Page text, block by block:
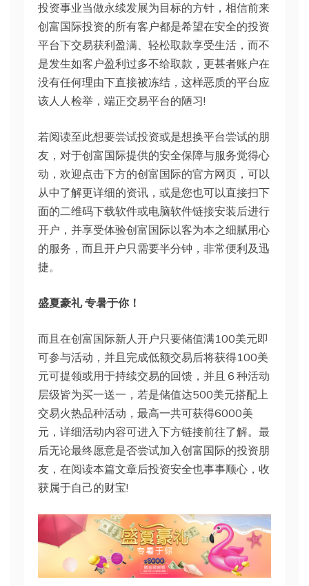
投资事业当做永续发展为目标的方针，相信前来
创富国际投资的所有客户都是希望在安全的投资
平台下交易获利盈满、轻松取款享受生活，而不
是发生如客户盈利过多不给取款，更甚者账户在
没有任何理由下直接被冻结，这样恶质的平台应
该人人检举，端正交易平台的陋习!
若阅读至此想要尝试投资或是想换平台尝试的朋
友，对于创富国际提供的安全保障与服务觉得心
动，欢迎点击下方的创富国际的官方网页，可以
从中了解更详细的资讯，或是您也可以直接扫下
面的二维码下载软件或电脑软件链接安装后进行
开户，并享受体验创富国际以客为本之细腻用心
的服务，而且开户只需要半分钟，非常便利及迅
捷。
盛夏豪礼 专暑于你！
而且在创富国际新人开户只要储值满100美元即
可参与活动，并且完成低额交易后将获得100美
元可提领或用于持续交易的回馈，并且６种活动
层级皆为买一送一，若是储值达500美元搭配上
交易火热品种活动，最高一共可获得6000美
元，详细活动内容可进入下方链接前往了解。最
后无论最终愿意是否尝试加入创富国际的投资朋
友，在阅读本篇文章后投资安全也事事顺心，收
获属于自己的财宝!